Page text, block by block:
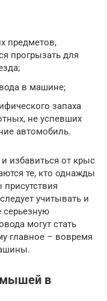
предметов,
прогрызать для
в машине;
запаха
не успевших
автомобиль.
избавиться от крыс
те, кто однажды
учитывать и
серьезную
могут стать
главное – вовремя
мышей в